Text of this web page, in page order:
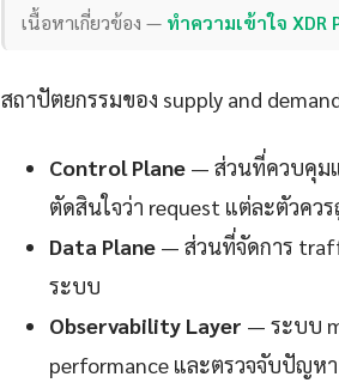
เนื้อหาเกี่ยวข้อง — ทำความเข้าใจ XDR
สถาปัตยกรรมของ supply and
Control Plane — ส่วนที่ควบคุม
ตัดสินใจว่า request แต่ละตัวคว
Data Plane — ส่วนที่จัดการ
ระบบ
Observability Layer — ระบบ
performance และตรวจจับปัญหา